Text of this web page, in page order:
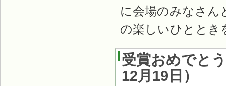
に会場のみなさん
の楽しいひととき
受賞おめでと
12月19日 ）